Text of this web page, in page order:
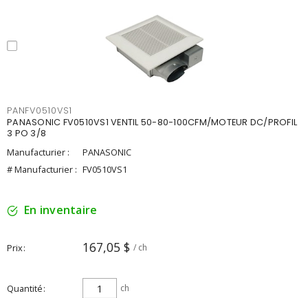
PANFV0510VS1
PANASONIC FV0510VS1 VENTIL 50-80-100CFM/MOTEUR DC/PROFIL
3 PO 3/8
Manufacturier :
PANASONIC
# Manufacturier : FV0510VS1
En inventaire
Prix 167,05 $ / ch
Quantité ch